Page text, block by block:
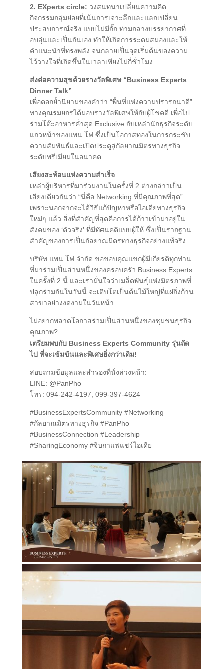
2. EXperts circle: วงสนทนาเปลี่ยนความคิด
กิจกรรมกลุ่มย่อยที่เน้นการเจาะลึกและแลกเปลี่ยน
ประสบการณ์จริง แบบไม่มีกั๊ก ท่ามกลางบรรยากาศที่
อบอุ่นและเป็นกันเอง ทำให้เกิดการระดมสมองและให้
คำแนะนำที่ทรงพลัง จนกลายเป็นจุดเริ่มต้นของความ
ไว้วางใจที่เกิดขึ้นในเวลาเพียงไม่กี่ชั่วโมง
ส่งต่อความสุขด้วยรางวัลพิเศษ “Business Experts
Dinner Talk”
เพื่อตอกย้ำนิยามของคำว่า “พื้นที่แห่งความปรารถนาดี”
ทางคุณรมยกรได้มอบรางวัลพิเศษให้กับผู้โชคดี เพื่อไป
ร่วมโต๊ะอาหารค่ำสุด Exclusive กับเหล่านักธุรกิจระดับ
แถวหน้าของแพน โฟ ซึ่งเป็นโอกาสทองในการกระชับ
ความสัมพันธ์และเปิดประตูสู่กัลยาณมิตรทางธุรกิจ
ระดับพรีเมียมในอนาคต
เสียงสะท้อนแห่งความสำเร็จ
เหล่าผู้บริหารที่มาร่วมงานในครั้งที่ 2 ต่างกล่าวเป็น
เสียงเดียวกันว่า “นี่คือ Networking ที่มีคุณภาพที่สุด”
เพราะนอกจากจะได้วิธีแก้ปัญหาหรือไอเดียทางธุรกิจ
ใหม่ๆ แล้ว สิ่งที่สำคัญที่สุดคือการได้ก้าวเข้ามาอยู่ใน
สังคมของ ‘ตัวจริง’ ที่มีทัศนคติแบบผู้ให้ ซึ่งเป็นรากฐาน
สำคัญของการเป็นกัลยาณมิตรทางธุรกิจอย่างแท้จริง
บริษัท แพน โฟ จำกัด ขอขอบคุณแขกผู้มีเกียรติทุกท่าน
ที่มาร่วมเป็นส่วนหนึ่งของครอบครัว Business Experts
ในครั้งที่ 2 นี้ และเรามั่นใจว่าเมล็ดพันธุ์แห่งมิตรภาพที่
ปลูกร่วมกันในวันนี้ จะเติบโตเป็นต้นไม้ใหญ่ที่แผ่กิ่งก้าน
สาขาอย่างงดงามในวันหน้า
ไม่อยากพลาดโอกาสร่วมเป็นส่วนหนึ่งของชุมชนธุรกิจ
คุณภาพ?
เตรียมพบกับ Business Experts Community รุ่นถัด
ไป ที่จะเข้มข้นและพิเศษยิ่งกว่าเดิม!
สอบถามข้อมูลและสำรองที่นั่งล่วงหน้า:
LINE: @PanPho
โทร: 094-242-4197, 099-397-4624
#BusinessExpertsCommunity #Networking
#กัลยาณมิตรทางธุรกิจ #PanPho
#BusinessConnection #Leadership
#SharingEconomy #จิบกาแฟแชร์ไอเดีย